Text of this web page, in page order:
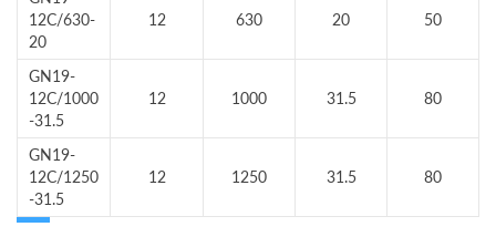
12C/630-
20
12 630 20 50
GN19-
12C/1000
-31.5
12 1000 31.5 80
GN19-
12C/1250
-31.5
12 1250 31.5 80